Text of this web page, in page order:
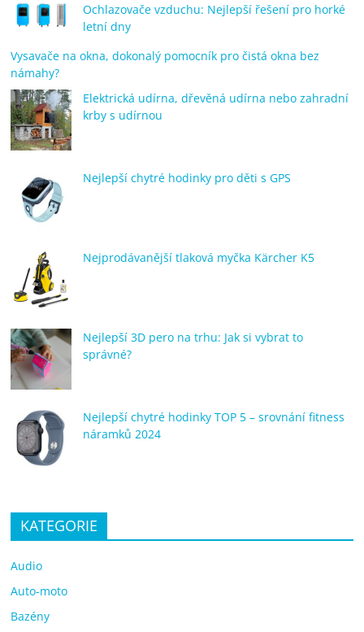
Ochlazovače vzduchu: Nejlepší řešení pro horké
letní dny
Vysavače na okna, dokonalý pomocník pro čistá okna bez
námahy?
Elektrická udírna, dřevěná udírna nebo zahradní
krby s udírnou
Nejlepší chytré hodinky pro děti s GPS
Nejprodávanější tlaková myčka Kärcher K5
Nejlepší 3D pero na trhu: Jak si vybrat to
správné?
Nejlepší chytré hodinky TOP 5 – srovnání fitness
náramků 2024
KATEGORIE
Audio
Auto-moto
Bazény